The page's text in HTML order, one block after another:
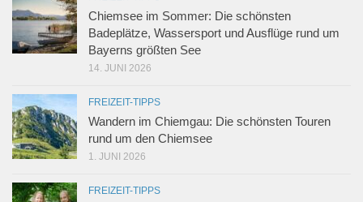
Chiemsee im Sommer: Die schönsten
Badeplätze, Wassersport und Ausflüge rund um
Bayerns größten See
14. JUNI 2026
FREIZEIT-TIPPS
Wandern im Chiemgau: Die schönsten Touren
rund um den Chiemsee
1. JUNI 2026
FREIZEIT-TIPPS